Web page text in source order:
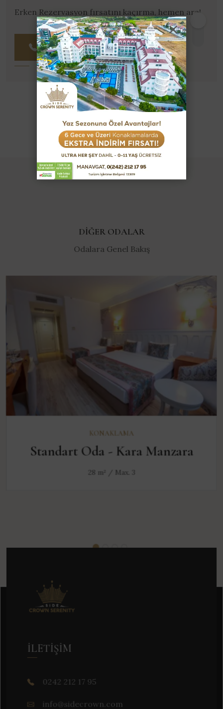
Erken Rezervasyon fırsatını kaçırma, hemen ara!
0242 212 17 95
DIĞER ODALAR
Odalara Genel Bakış
KONAKLAMA
Standart Oda - Kara Manzara
28 m² / Max. 3
İLETIŞIM
0242 212 17 95
info@sidecrown.com